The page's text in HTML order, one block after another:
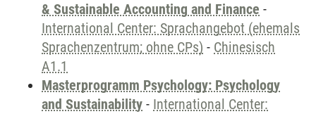
& Sustainable Accounting and Finance -
International Center: Sprachangebot (ehemals
Sprachenzentrum; ohne CPs) - Chinesisch
A1.1
Masterprogramm Psychology: Psychology
and Sustainability - International Center: